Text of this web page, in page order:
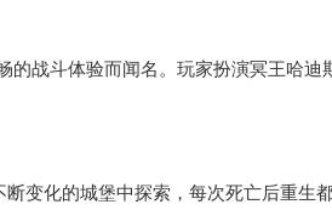
的战斗体验而闻名。玩家扮演冥王哈迪
变化的城堡中探索，每次死亡后重生